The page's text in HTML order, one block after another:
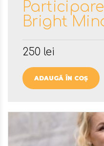
Bright
250 lei
ADAUGĂ ÎN COȘ